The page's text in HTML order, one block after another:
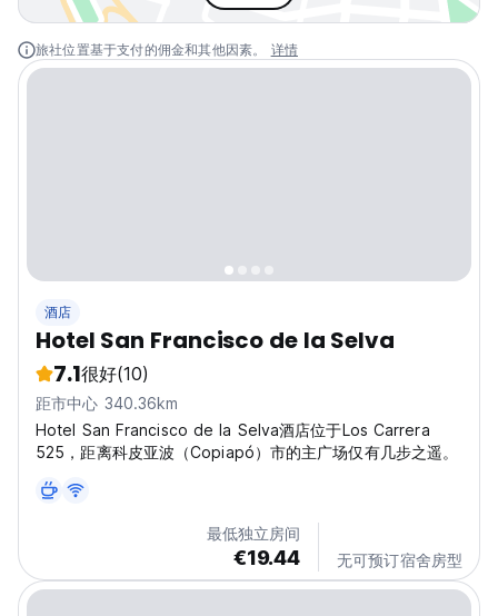
旅社位置基于支付的佣金和其他因素。 详情
酒店
Hotel San Francisco de la Selva
7.1很好(10)
距市中心 340.36km
Hotel San Francisco de la Selva酒店位于Los Carrera
525，距离科皮亚波（Copiapó）市的主广场仅有几步之遥。
最低独立房间
€19.44 无可预订宿舍房型